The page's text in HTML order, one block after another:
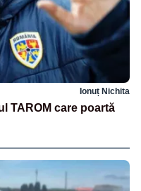
Ionuț Nichita
TAROM care poartă